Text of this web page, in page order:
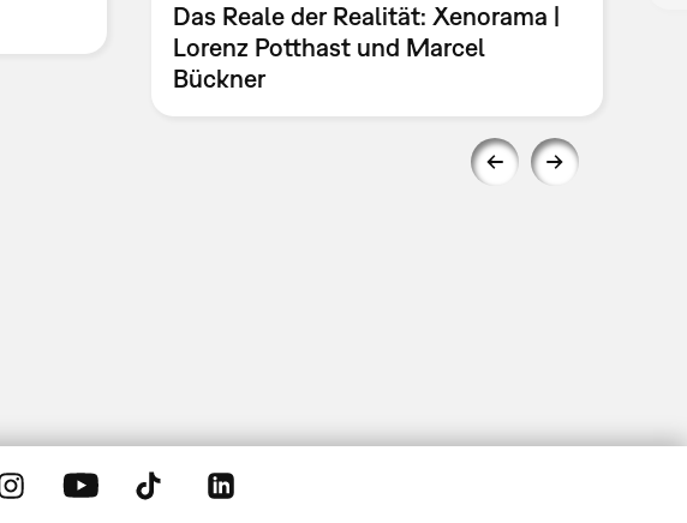
Das Reale der Realität: Xenorama |
Lorenz Potthast und Marcel
Bückner